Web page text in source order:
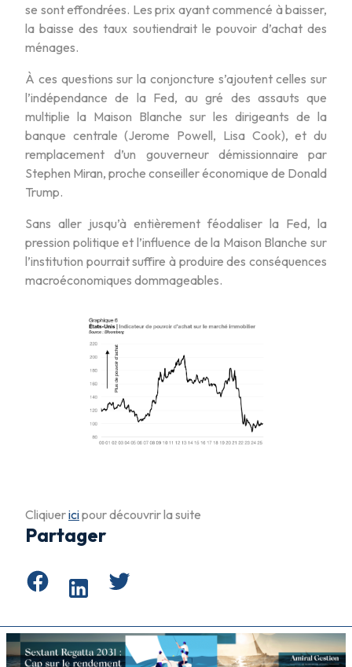
se sont effondrées. Les prix ayant commencé à baisser,
la baisse des taux soutiendrait le pouvoir d’achat des
ménages.
À ces questions sur la conjoncture s’ajoutent celles sur
l’indépendance de la Fed, au gré des assauts que
multiplie la Maison Blanche sur les dirigeants de la
banque centrale (Jerome Powell, Lisa Cook), et du
remplacement d’un gouverneur démissionnaire par
Stephen Miran, proche conseiller économique de Donald
Trump.
Sans aller jusqu’à entièrement féodaliser la Fed, la
pression politique et l’influence de la Maison Blanche sur
l’institution pourrait suffire à produire des conséquences
macroéconomiques dommageables.
Cliqiuericipour découvrir la suite
Partager